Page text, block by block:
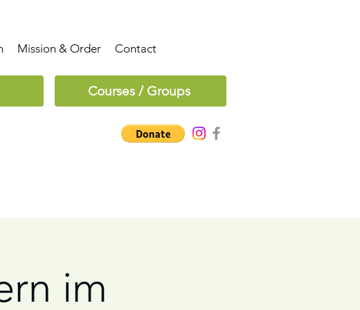
Mission & Order Contact
Courses / Groups
im